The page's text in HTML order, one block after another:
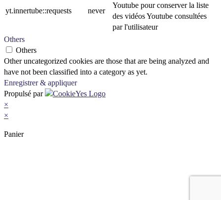
yt.innertube::requests never
Youtube pour conserver la liste
des vidéos Youtube consultées
par l'utilisateur
Others
Others
Other uncategorized cookies are those that are being analyzed and
have not been classified into a category as yet.
Enregistrer & appliquer
Propulsé par
×
×
Panier